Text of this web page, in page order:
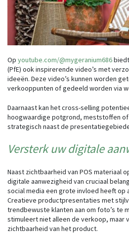
Op youtube.com/@mygeranium686
(PfE) ook inspirerende video’s met
ideeën. Deze video’s kunnen worden
verkooppunten of gedeeld worden via
Daarnaast kan het cross-selling
hoogwaardige potgrond, meststoffen
strategisch naast de
Versterk uw digitale
Naast zichtbaarheid van POS materiaal
digitale aanwezigheid van cruciaal
social media een grote invloed heeft op
Creatieve productpresentaties met
trendbewuste klanten aan om foto’s te
stimuleert niet alleen de verkoop, maar
zichtbaarheid van het product.